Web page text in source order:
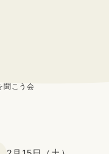
聞こう会